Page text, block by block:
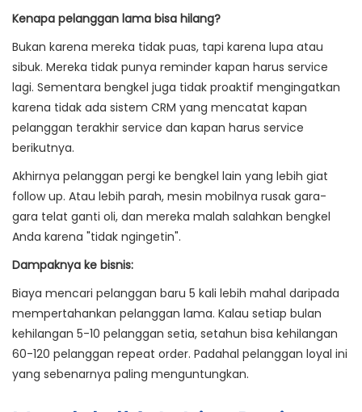
Kenapa pelanggan lama bisa hilang?
Bukan karena mereka tidak puas, tapi karena lupa atau
sibuk. Mereka tidak punya reminder kapan harus service
lagi. Sementara bengkel juga tidak proaktif mengingatkan
karena tidak ada sistem CRM yang mencatat kapan
pelanggan terakhir service dan kapan harus service
berikutnya.
Akhirnya pelanggan pergi ke bengkel lain yang lebih giat
follow up. Atau lebih parah, mesin mobilnya rusak gara-
gara telat ganti oli, dan mereka malah salahkan bengkel
Anda karena "tidak ngingetin".
Dampaknya ke bisnis:
Biaya mencari pelanggan baru 5 kali lebih mahal daripada
mempertahankan pelanggan lama. Kalau setiap bulan
kehilangan 5-10 pelanggan setia, setahun bisa kehilangan
60-120 pelanggan repeat order. Padahal pelanggan loyal ini
yang sebenarnya paling menguntungkan.